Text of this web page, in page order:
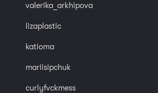
valerika_arkhipova
lizaplastic
katioma
mariisipchuk
curlyfvckmess